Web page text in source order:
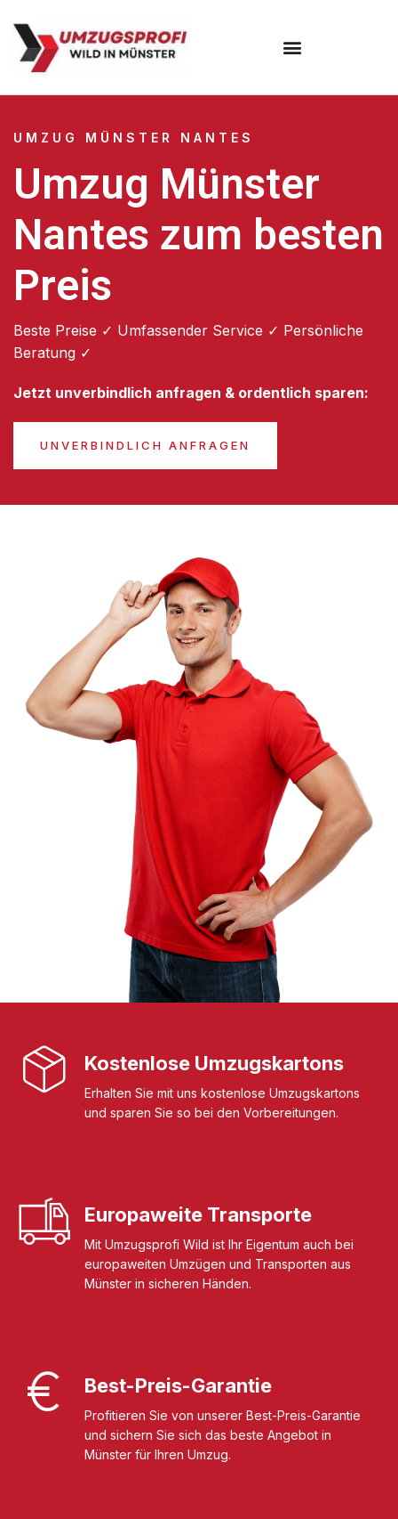
UMZUG MÜNSTER NANTES
Umzug Münster
Nantes zum besten
Preis
Beste Preise ✓ Umfassender Service ✓ Persönliche
Beratung ✓
Jetzt unverbindlich anfragen & ordentlich sparen:
UNVERBINDLICH ANFRAGEN
Kostenlose Umzugskartons
Erhalten Sie mit uns kostenlose Umzugskartons
und sparen Sie so bei den Vorbereitungen.
Europaweite Transporte
Mit Umzugsprofi Wild ist Ihr Eigentum auch bei
europaweiten Umzügen und Transporten aus
Münster in sicheren Händen.
Best-Preis-Garantie
Profitieren Sie von unserer Best-Preis-Garantie
und sichern Sie sich das beste Angebot in
Münster für Ihren Umzug.